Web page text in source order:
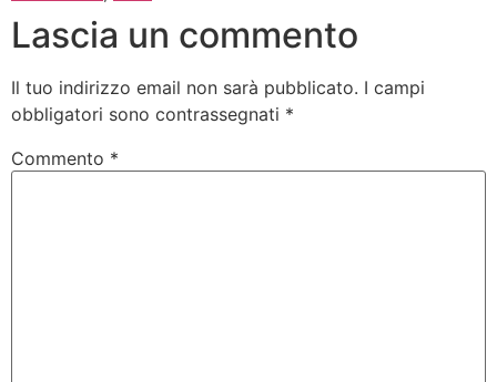
Lascia un commento
Il tuo indirizzo email non sarà pubblicato. I campi
obbligatori sono contrassegnati *
Commento *